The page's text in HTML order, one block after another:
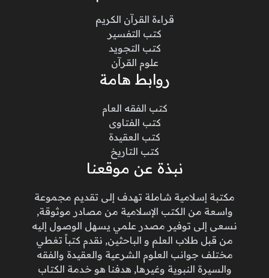
قراءة القرآن الكريم
كتب التفسير
كتب التجويد
علوم القرآن
روابط هامة
كتب الفقه العام
كتب الفتاوى
كتب العقيدة
كتب التاريخ
نبذة عن موقعنا
مكتبة إسلامية شاملة تهدف إلى تقديم مجموعة
واسعة من الكتب الإسلامية من مصادر موثوقة,
نسعى إلى توفير مصدر علمي يسهل الوصول إليه
من قبل طلاب العلم و الباحثين, نقدم كتباً تغطي
مختلف جوانب العلوم الشرعية والعقيدة والفقه
والسيرة النبوية وغيرها, هدفنا هو خدمة الكتاب